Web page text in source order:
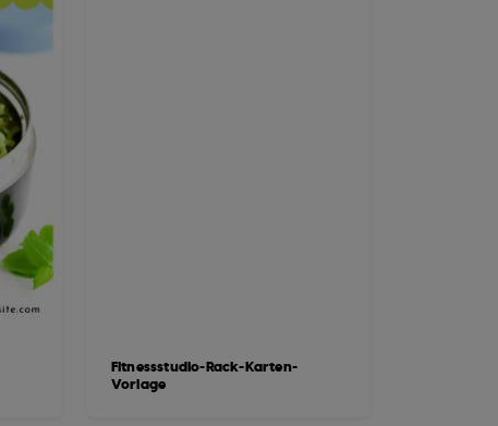
Fitnessstudio-Rack-Karten-
Vorlage